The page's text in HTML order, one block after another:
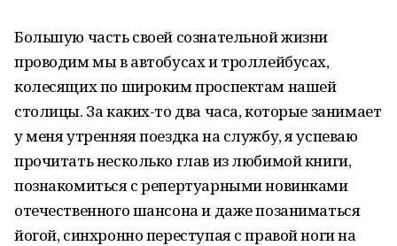
Большую часть своей сознательной жизни
проводим мы в автобусах и троллейбусах,
колесящих по широким проспектам нашей
столицы. За каких-то два часа, которые занимает
у меня утренняя поездка на службу, я успеваю
прочитать несколько глав из любимой книги,
познакомиться с репертуарными новинками
отечественного шансона и даже позаниматься
йогой, синхронно переступая с правой ноги на